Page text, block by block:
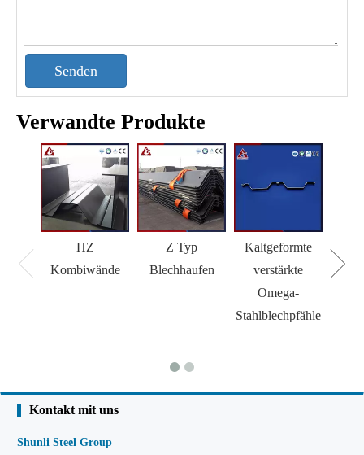
Senden
Verwandte Produkte
HZ
Kombiwände
Z Typ
Blechhaufen
Kaltgeformte
verstärkte
Omega-
Stahlblechpfähle
Kontakt mit uns
Shunli Steel Group